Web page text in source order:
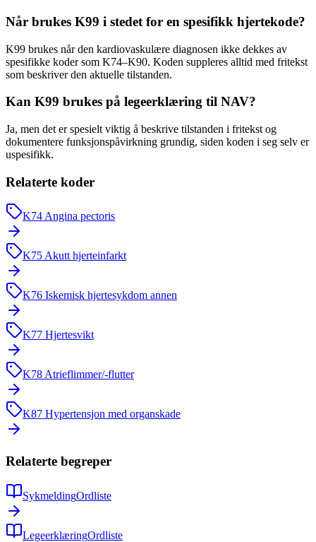
Når brukes K99 i stedet for en spesifikk hjertekode?
K99 brukes når den kardiovaskulære diagnosen ikke dekkes av
spesifikke koder som K74–K90. Koden suppleres alltid med fritekst
som beskriver den aktuelle tilstanden.
Kan K99 brukes på legeerklæring til NAV?
Ja, men det er spesielt viktig å beskrive tilstanden i fritekst og
dokumentere funksjonspåvirkning grundig, siden koden i seg selv er
uspesifikk.
Relaterte koder
K74Angina pectoris
K75Akutt hjerteinfarkt
K76 Iskemisk hjertesykdom annen
K77 Hjertesvikt
K78Atrieflimmer/-flutter
K87 Hypertensjon med organskade
Relaterte begreper
SykmeldingOrdliste
LegeerklæringOrdliste